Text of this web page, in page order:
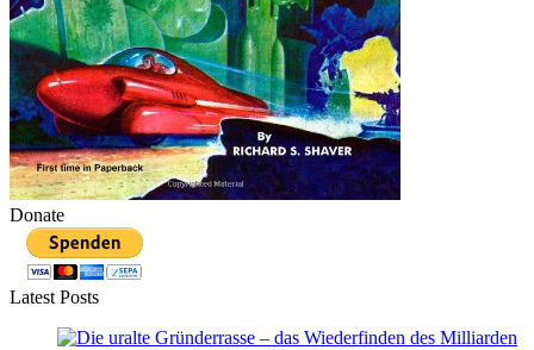
Donate
Latest Posts